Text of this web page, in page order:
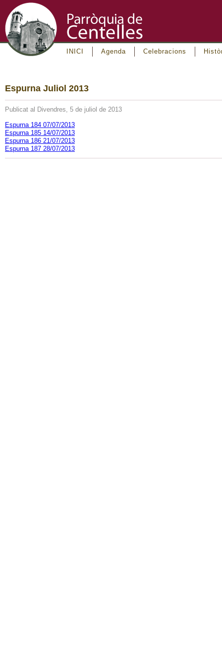
INICI Agenda Celebracions
Espurna Juliol 2013
Publicat al Divendres, 5 de juliol de 2013
Espurna 184 07/07/2013
Espurna 185 14/07/2013
Espurna 186 21/07/2013
Espurna 187 28/07/2013